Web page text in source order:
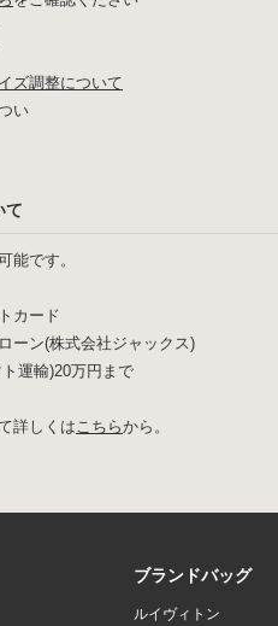
ズ調整について
い
て
能です。
カード
ーン(株式会社ジャックス)
ト運輸)20万円まで
詳しくはこちらから。
ブランドバッグ
ルイヴィトン